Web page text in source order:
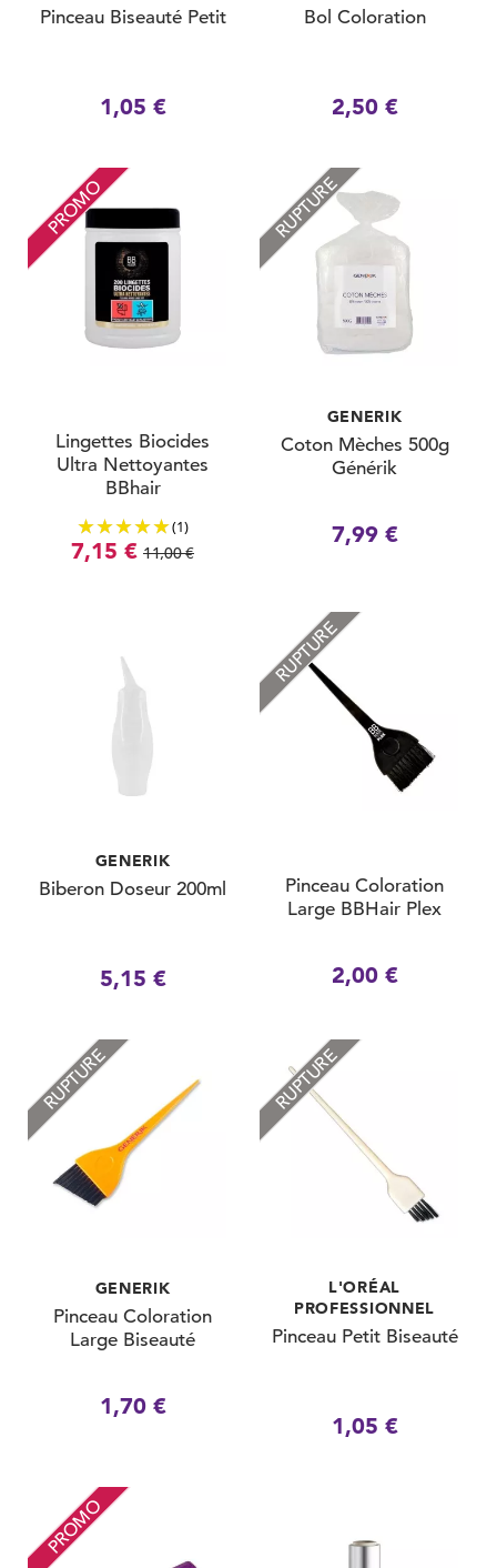
Pinceau Biseauté Petit
1,05 €
Bol Coloration
2,50 €
PROMO
Lingettes Biocides
Ultra Nettoyantes
BBhair
(1)
7,15 € 11,00 €
RUPTURE
GENERIK
Coton Mèches 500g
Générik
7,99 €
GENERIK
Biberon Doseur 200ml
5,15 €
RUPTURE
Pinceau Coloration
Large BBHair Plex
2,00 €
RUPTURE
GENERIK
Pinceau Coloration
Large Biseauté
1,70 €
RUPTURE
L'ORÉAL
PROFESSIONNEL
Pinceau Petit Biseauté
1,05 €
PROMO